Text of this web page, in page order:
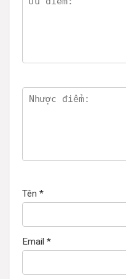
Tên *
Email *